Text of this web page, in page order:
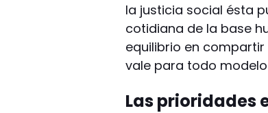
la justicia social ésta
cotidiana de la base
equilibrio en
vale para todo
Las prioridades